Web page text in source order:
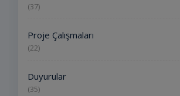
(37)
Proje Çalışmaları
(22)
Duyurular
(35)